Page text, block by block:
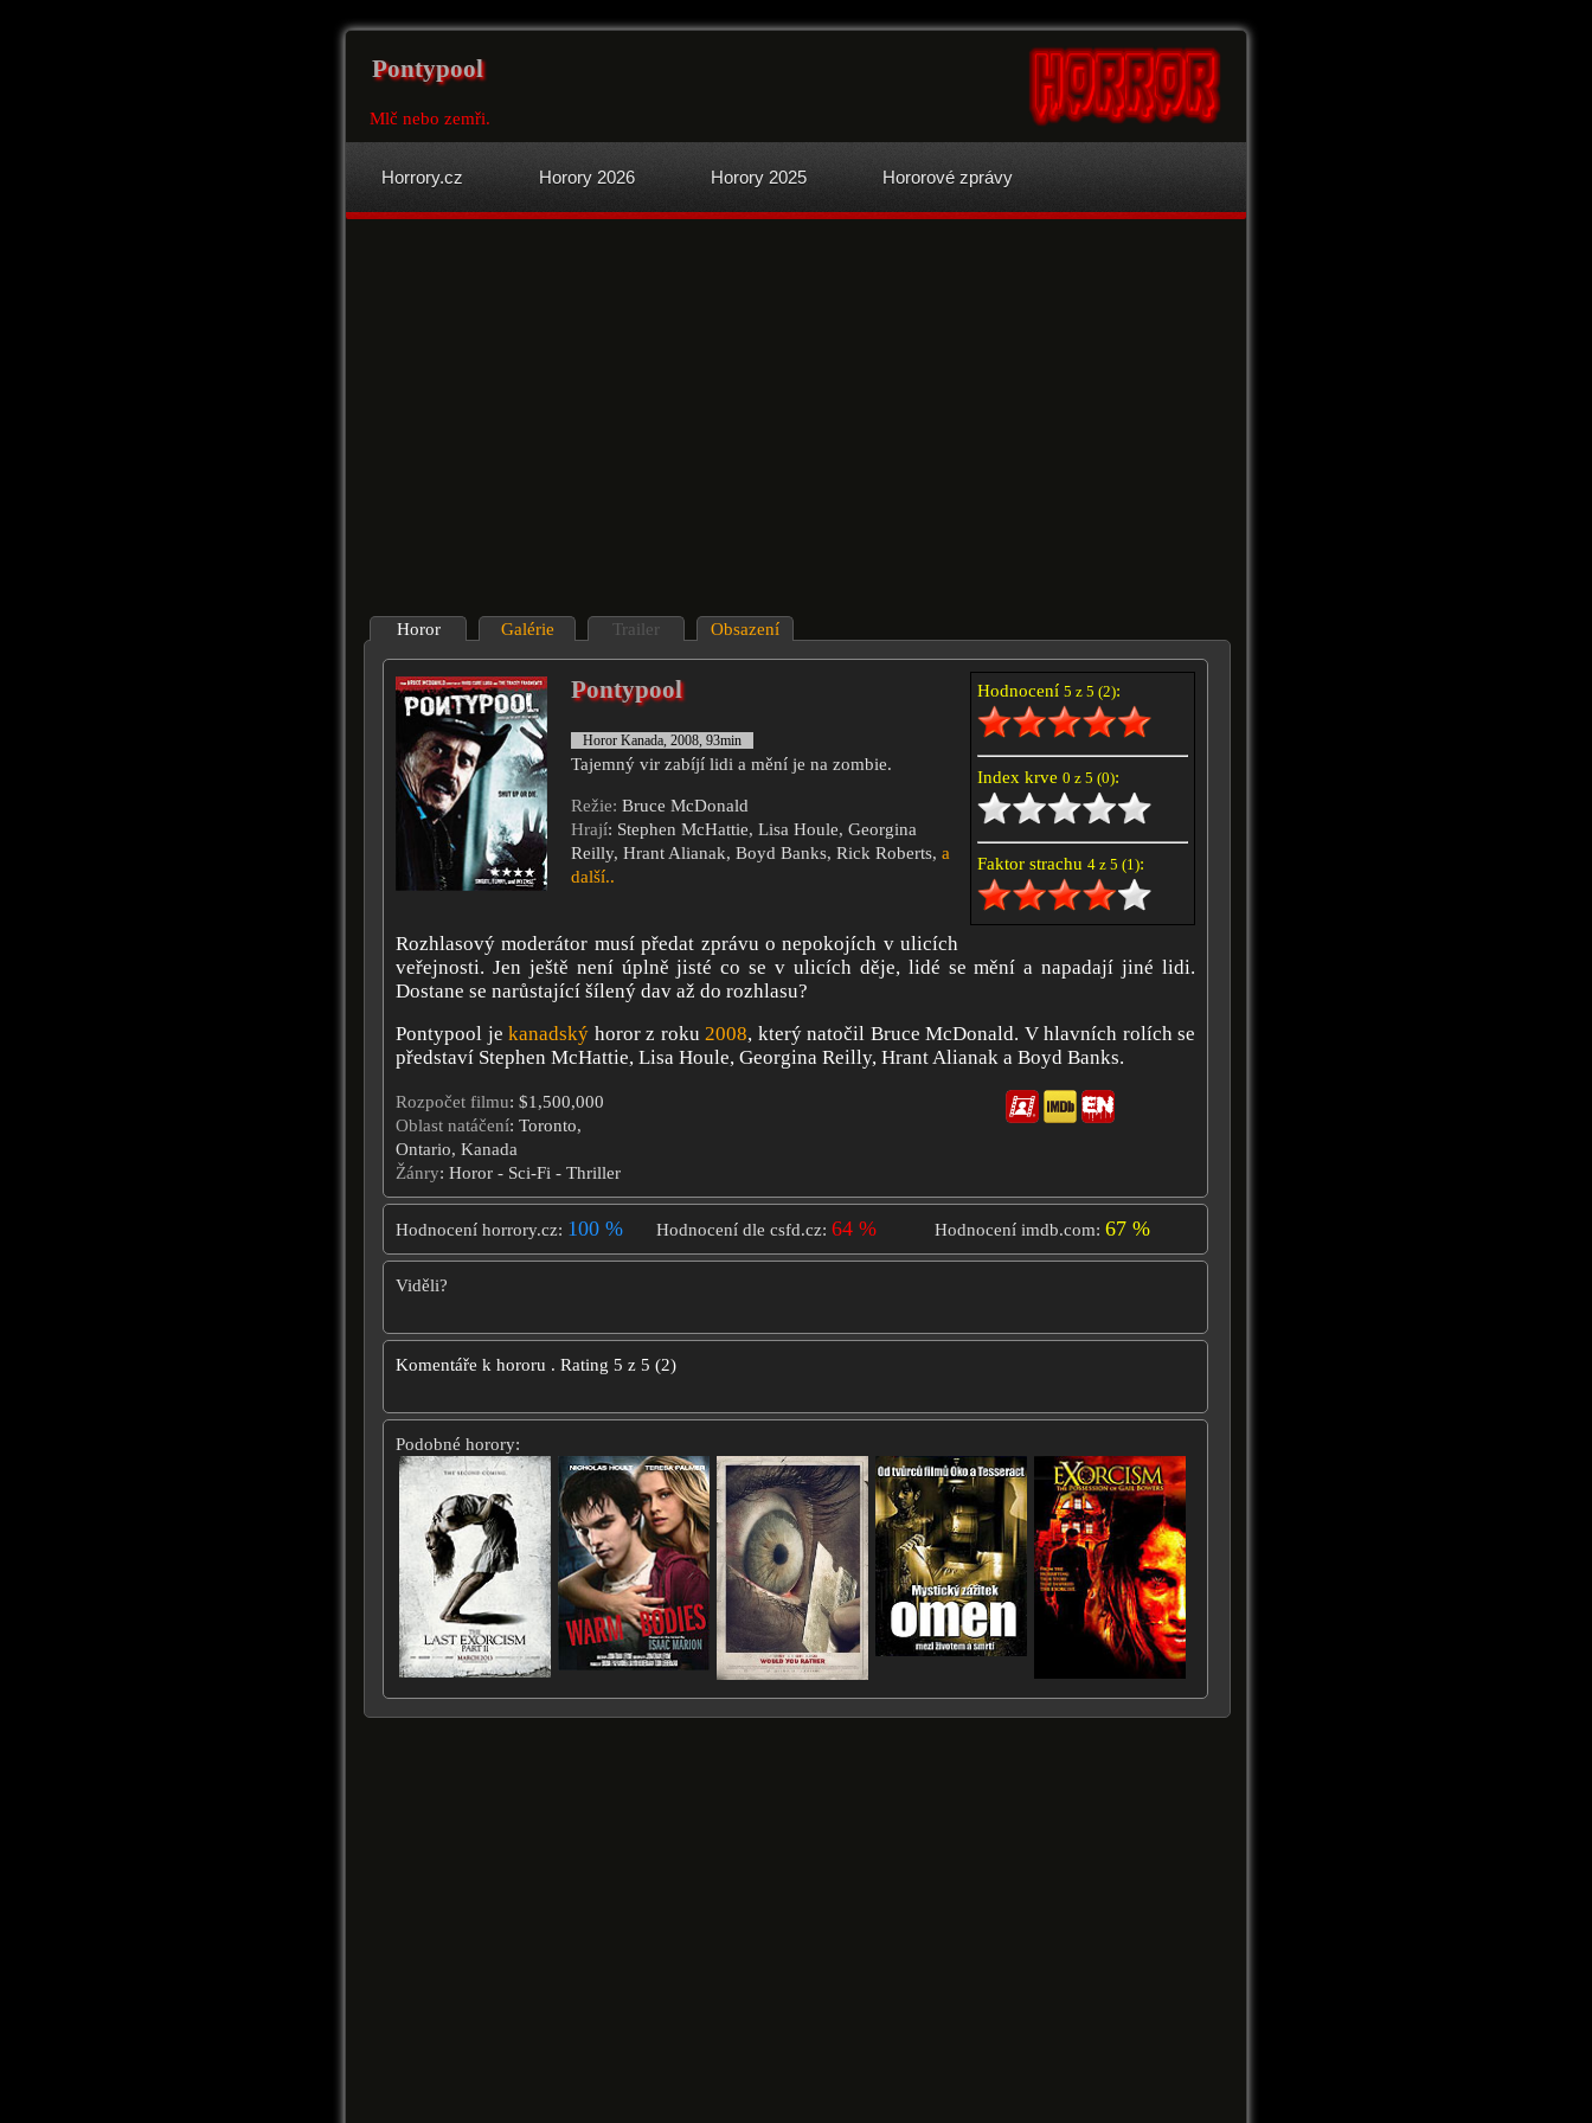
Pontypool
Mlč nebo zemři.
Horrory.cz Horory 2026 Horory 2025 Hororové zprávy
Horor Galérie Trailer Obsazení
Hodnocení 5 z 5 (2):
Index krve 0 z 5 (0):
Faktor strachu 4 z 5 (1):
Pontypool
Horor Kanada, 2008, 93min
Tajemný vir zabíjí lidi a mění je na zombie.
Režie: Bruce McDonald
Hrají: Stephen McHattie, Lisa Houle, Georgina
Reilly, Hrant Alianak, Boyd Banks, Rick Roberts, a
další..
Rozhlasový moderátor musí předat zprávu o nepokojích v ulicích
veřejnosti. Jen ještě není úplně jisté co se v ulicích děje, lidé se mění a napadají jiné lidi.
Dostane se narůstající šílený dav až do rozhlasu?
Pontypool je kanadský horor z roku 2008, který natočil Bruce McDonald. V hlavních rolích se
představí Stephen McHattie, Lisa Houle, Georgina Reilly, Hrant Alianak a Boyd Banks.
Rozpočet filmu: $1,500,000
Oblast natáčení: Toronto,
Ontario, Kanada
Žánry: Horor - Sci-Fi - Thriller
Hodnocení horrory.cz: 100 % Hodnocení dle csfd.cz: 64 % Hodnocení imdb.com: 67 %
Viděli?
Komentáře k hororu . Rating 5 z 5 (2)
Podobné horory: